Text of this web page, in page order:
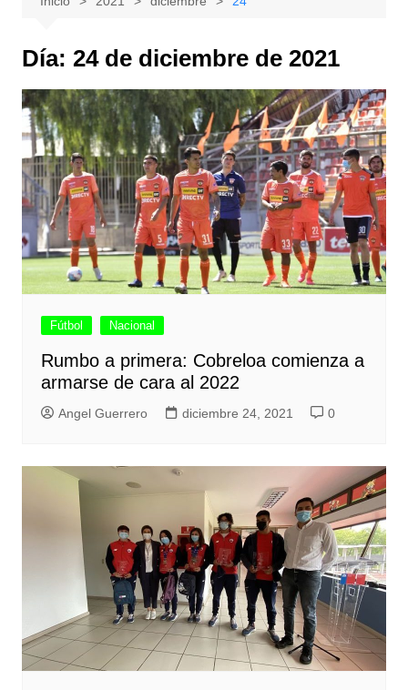
Día: 24 de diciembre de 2021
Fútbol Nacional
Rumbo a primera: Cobreloa comienza a
armarse de cara al 2022
Angel Guerrero diciembre 24, 2021 0